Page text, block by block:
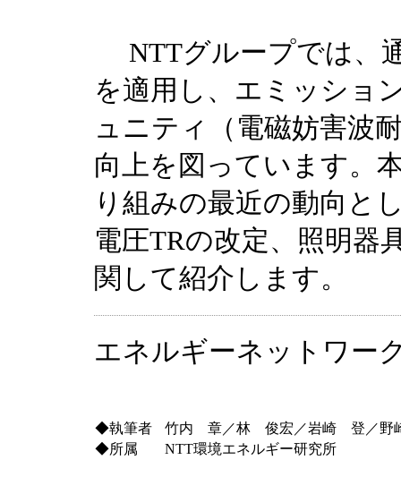
NTTグループでは、
を適用し、エミッショ
ュニティ（電磁妨害波
向上を図っています。
り組みの最近の動向と
電圧TRの改定、照明器
関して紹介します。
エネルギーネットワー
◆執筆者
竹内 章／林 俊宏／岩崎 登／野
◆所属
NTT環境エネルギー研究所